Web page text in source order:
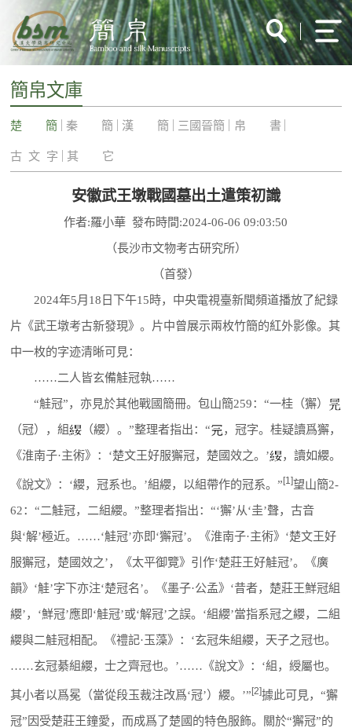
簡帛文庫
楚 簡 秦 簡 漢 簡 三國晉簡 帛 書
古 文 字 其 它
安徽武王墩戰國墓出土遣策初識
作者:羅小華 發布時間:2024-06-06 09:03:50
（長沙市文物考古研究所）
（首發）
2024年5月18日下午15時，中央電視臺新聞頻道播放了紀録
片《武王墩考古新發現》。片中曾展示兩枚竹簡的紅外影像。其
中一枚的字迹清晰可見：
……二人皆玄備觟冠執……
“觟冠”，亦見於其他戰國簡冊。包山簡259：“一桂（獬）
（冠），組
（纓）。”整理者指出：“
，冠字。桂疑讀爲獬，
《淮南子·主術》：‘楚文王好服獬冠，楚國效之。’
，讀如纓。
《說文》：‘纓，冠系也。’組纓，以組帶作的冠系。”[1]望山簡2-
62：“二觟冠，二組纓。”整理者指出：“‘獬’从‘圭’聲，古音
與‘解’極近。……‘觟冠’亦即‘獬冠’。《淮南子·主術》‘楚文王好
服獬冠，楚國效之’，《太平御覽》引作‘楚莊王好觟冠’。《廣
韻》‘觟’字下亦注‘楚冠名’。《墨子·公孟》‘昔者，楚莊王鮮冠組
纓’，‘鮮冠’應即‘觟冠’或‘解冠’之誤。‘組纓’當指系冠之纓，二組
纓與二觟冠相配。《禮記·玉藻》：‘玄冠朱組纓，天子之冠也。
……玄冠綦組纓，士之齊冠也。’……《說文》：‘組，綬屬也。
其小者以爲冕（當從段玉裁注改爲‘冠’）纓。’”[2]據此可見，“獬
冠”因受楚莊王鐘愛，而成爲了楚國的特色服飾。關於“獬冠”的